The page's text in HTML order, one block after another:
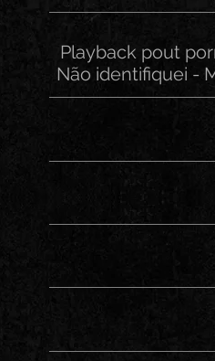
Playback pout
Não identifiquei -